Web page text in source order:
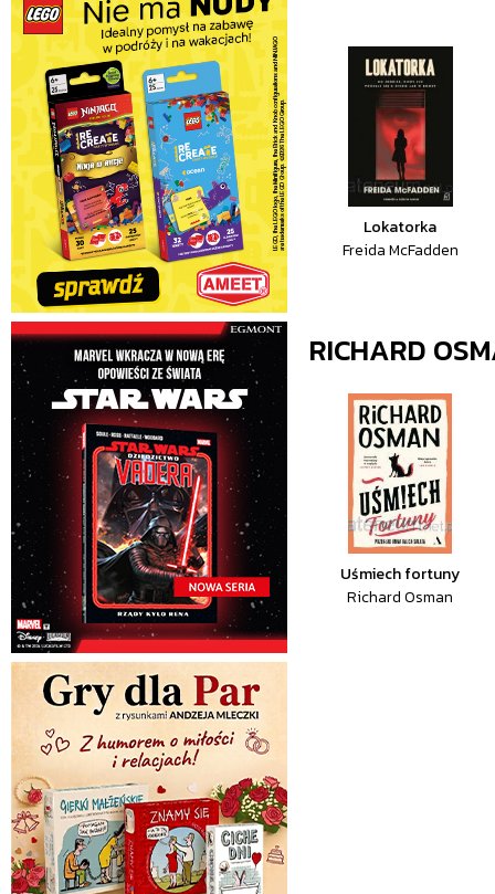
Lokatorka
Freida McFadden
RICHARD
Uśmiech fortuny
Richard Osman